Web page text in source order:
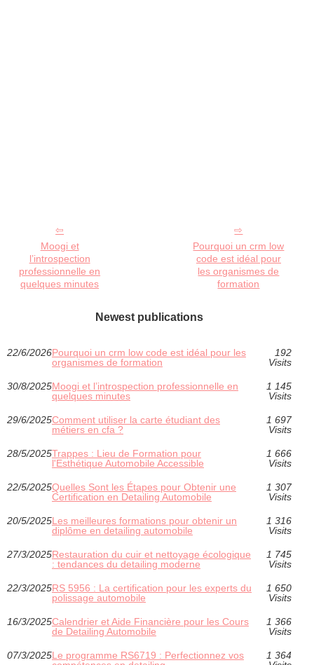
Moogi et
l’introspection
professionnelle en
quelques minutes
Pourquoi un crm low
code est idéal pour
les organismes de
formation
Newest publications
22/6/2026Pourquoi un crm low code est idéal pour les
organismes de formation
192
Visits
30/8/2025Moogi et l’introspection professionnelle en
quelques minutes
1 145
Visits
29/6/2025Comment utiliser la carte étudiant des
métiers en cfa ?
1 697
Visits
28/5/2025Trappes : Lieu de Formation pour
l'Esthétique Automobile Accessible
1 666
Visits
22/5/2025Quelles Sont les Étapes pour Obtenir une
Certification en Detailing Automobile
1 307
Visits
20/5/2025Les meilleures formations pour obtenir un
diplôme en detailing automobile
1 316
Visits
27/3/2025Restauration du cuir et nettoyage écologique
: tendances du detailing moderne
1 745
Visits
22/3/2025RS 5956 : La certification pour les experts du
polissage automobile
1 650
Visits
16/3/2025Calendrier et Aide Financière pour les Cours
de Detailing Automobile
1 366
Visits
07/3/2025Le programme RS6719 : Perfectionnez vos
1 364